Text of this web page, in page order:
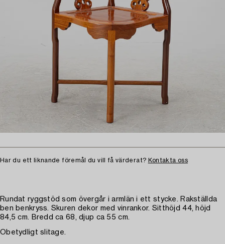
Har du ett liknande föremål du vill få värderat? Kontakta oss
Rundat ryggstöd som övergår i armlän i ett stycke. Rakställda
ben benkryss. Skuren dekor med vinrankor. Sitthöjd 44, höjd
84,5 cm. Bredd ca 68, djup ca 55 cm.
Obetydligt slitage.